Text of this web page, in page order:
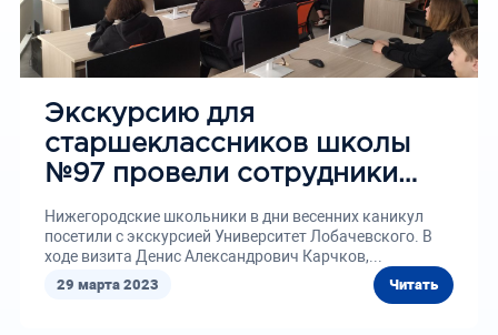
29 марта 2023 Читать
Экскурсию для
старшеклассников школы
№97 провели сотрудники
института ИТММ
Нижегородские школьники в дни весенних каникул
посетили с экскурсией Университет Лобачевского. В
ходе визита Денис Александрович Карчков,...